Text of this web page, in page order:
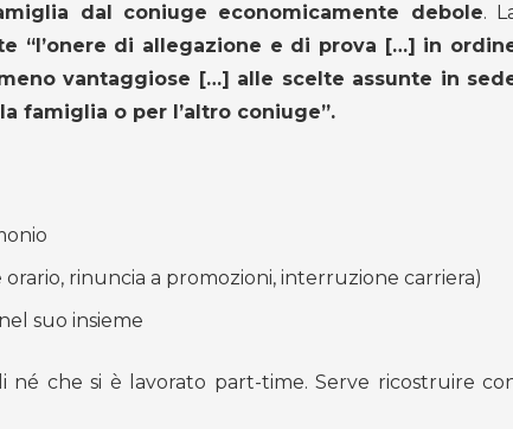
dal coniuge economicamente debole.
“l’onere di allegazione e di prova […] in
vantaggiose […] alle scelte assunte in
famiglia o per l’altro coniuge”.
rinuncia a promozioni, interruzione carriera)
suo insieme
che si è lavorato part-time. Serve ricostruire